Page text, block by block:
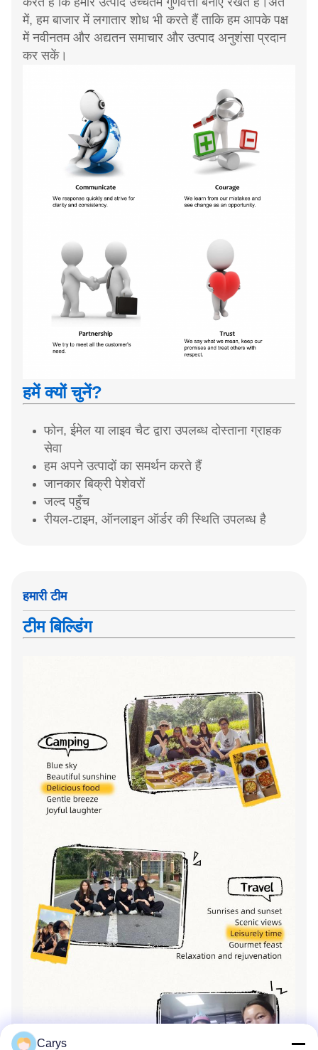
में, हम बाजार में लगातार शोध भी करते हैं ताकि हम आपके पक्ष
में नवीनतम और अद्यतन समाचार और उत्पाद अनुशंसा प्रदान
कर सकें।
हमें क्यों चुनें?
फोन, ईमेल या लाइव चैट द्वारा उपलब्ध दोस्ताना ग्राहक
सेवा
हम अपने उत्पादों का समर्थन करते हैं
जानकार बिक्री पेशेवरों
जल्द पहुँच
रीयल-टाइम, ऑनलाइन ऑर्डर की स्थिति उपलब्ध है
हमारी टीम
टीम बिल्डिंग
Carys